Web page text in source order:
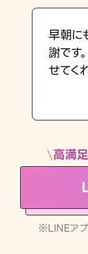
早朝に
謝です
せてく
高満
※LINEア